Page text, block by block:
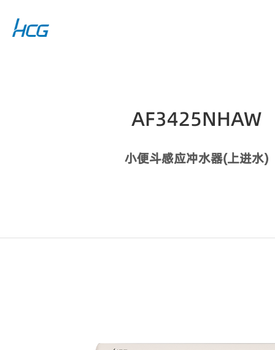
AF3425NHAW
小便斗感应冲水器(上进水)